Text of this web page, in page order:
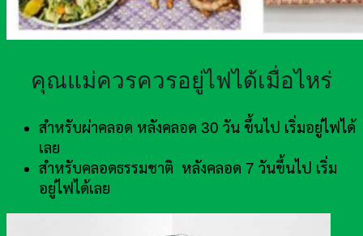
คุณแม่ควรควรอยู่ไฟได้เมื่อไหร่
สำหรับผ่าคลอด หลังคลอด 30 วัน ขึ้นไป เริ่มอยู่ไฟได้
เลย
สำหรับคลอดธรรมชาติ หลังคลอด 7 วันขึ้นไป เริ่ม
อยู่ไฟได้เลย